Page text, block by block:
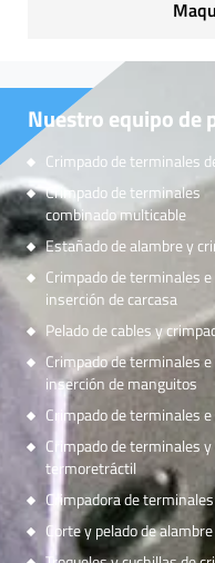
Nuestro equipo de
Crimpado de terminales
Crimpado de terminales
combinado multicable
Estañado de alambre y
Crimpado de terminales e
inserción de carcasa
Pelado de cables y
Crimpado de terminales e
inserción de manguitos
Crimpado de terminales
Crimpado de terminales y
termoretráctil
Crimpadora de
Corte y pelado de alambre